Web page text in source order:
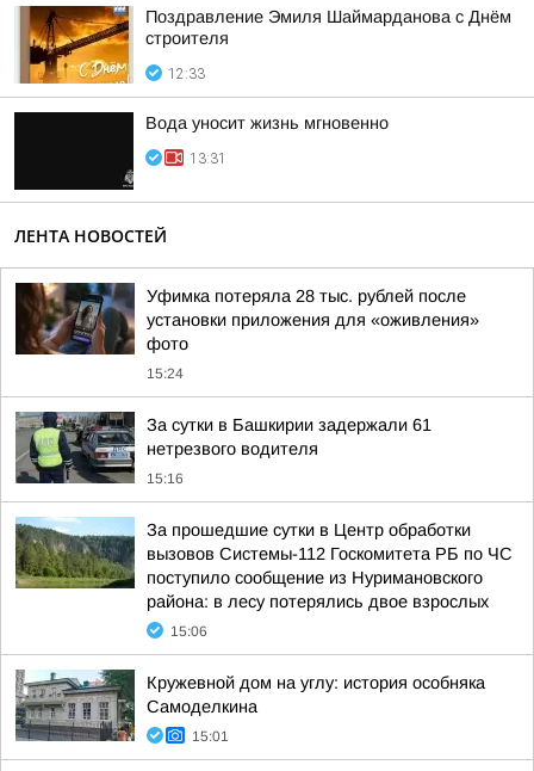
Поздравление Эмиля Шаймарданова с Днём
строителя
12:33
Вода уносит жизнь мгновенно
13:31
ЛЕНТА НОВОСТЕЙ
Уфимка потеряла 28 тыс. рублей после
установки приложения для «оживления»
фото
15:24
За сутки в Башкирии задержали 61
нетрезвого водителя
15:16
За прошедшие сутки в Центр обработки
вызовов Системы-112 Госкомитета РБ по ЧС
поступило сообщение из Нуримановского
района: в лесу потерялись двое взрослых
15:06
Кружевной дом на углу: история особняка
Самоделкина
15:01